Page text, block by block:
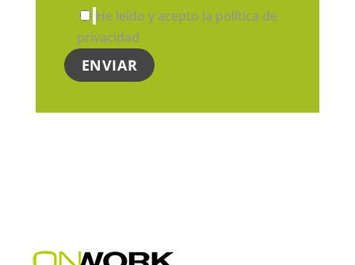
He leído y acepto la política de
privacidad